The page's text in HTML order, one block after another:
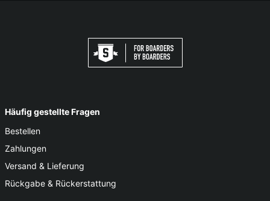
Häufig gestellte Fragen
Bestellen
Zahlungen
Versand & Lieferung
Rückgabe & Rückerstattung